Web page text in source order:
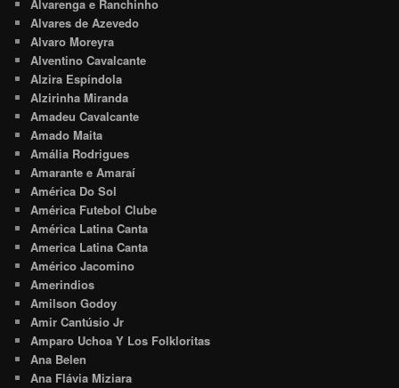
Alvarenga e Ranchinho
Alvares de Azevedo
Alvaro Moreyra
Alventino Cavalcante
Alzira Espíndola
Alzirinha Miranda
Amadeu Cavalcante
Amado Maita
Amália Rodrigues
Amarante e Amaraí
América Do Sol
América Futebol Clube
América Latina Canta
America Latina Canta
Américo Jacomino
Amerindios
Amilson Godoy
Amir Cantúsio Jr
Amparo Uchoa Y Los Folkloritas
Ana Belen
Ana Flávia Miziara